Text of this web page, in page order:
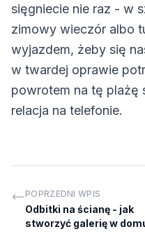
sięgniecie nie raz - w
zimowy wieczór albo
wyjazdem, żeby się
w twardej oprawie
powrotem na tę plażę
relacja na telefonie.
POPRZEDNI WPIS
Odbitki na ścianę - jak
stworzyć galerię w